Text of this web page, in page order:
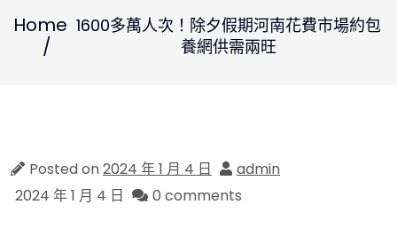
Home 1600多萬人次！除夕假期河南花費市場約包
養網供需兩旺
Posted on2024 年 1 月 4 日
admin
2024 年 1 月 4 日
0 comments